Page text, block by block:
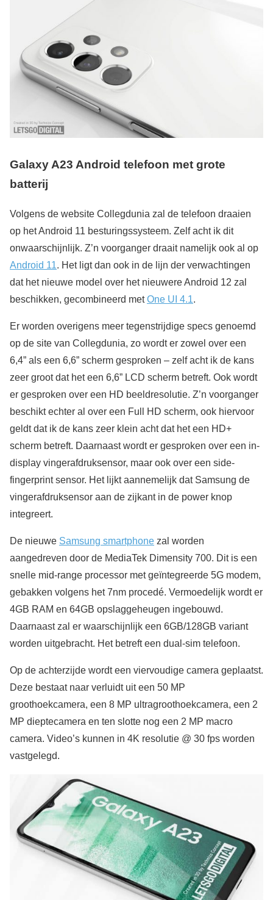
Galaxy A23 Android telefoon met grote
batterij
Volgens de website Collegdunia zal de telefoon draaien
op het Android 11 besturingssysteem. Zelf acht ik dit
onwaarschijnlijk. Z’n voorganger draait namelijk ook al op
Android 11. Het ligt dan ook in de lijn der verwachtingen
dat het nieuwe model over het nieuwere Android 12 zal
beschikken, gecombineerd metOne UI 4.1.
Er worden overigens meer tegenstrijdige specs genoemd
op de site van Collegdunia, zo wordt er zowel over een
6,4” als een 6,6” scherm gesproken – zelf acht ik de kans
zeer groot dat het een 6,6” LCD scherm betreft. Ook wordt
er gesproken over een HD beeldresolutie. Z’n voorganger
beschikt echter al over een Full HD scherm, ook hiervoor
geldt dat ik de kans zeer klein acht dat het een HD+
scherm betreft. Daarnaast wordt er gesproken over een in-
display vingerafdruksensor, maar ook over een side-
fingerprint sensor. Het lijkt aannemelijk dat Samsung de
vingerafdruksensor aan de zijkant in de power knop
integreert.
De nieuwe Samsung smartphone zal worden
aangedreven door de MediaTek Dimensity 700. Dit is een
snelle mid-range processor met geïntegreerde 5G modem,
gebakken volgens het 7nm procedé. Vermoedelijk wordt er
4GB RAM en 64GB opslaggeheugen ingebouwd.
Daarnaast zal er waarschijnlijk een 6GB/128GB variant
worden uitgebracht. Het betreft een dual-sim telefoon.
Op de achterzijde wordt een viervoudige camera geplaatst.
Deze bestaat naar verluidt uit een 50 MP
groothoekcamera, een 8 MP ultragroothoekcamera, een 2
MP dieptecamera en ten slotte nog een 2 MP macro
camera. Video’s kunnen in 4K resolutie @ 30 fps worden
vastgelegd.